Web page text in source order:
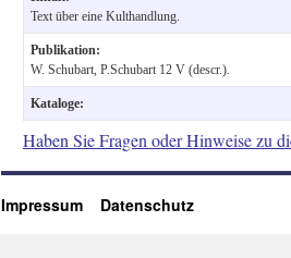
Text über eine Kulthandlung.
Publikation:
W. Schubart, P.Schubart 12 V (descr.).
Kataloge:
Haben Sie Fragen oder Hinweise zu
Impressum Datenschutz